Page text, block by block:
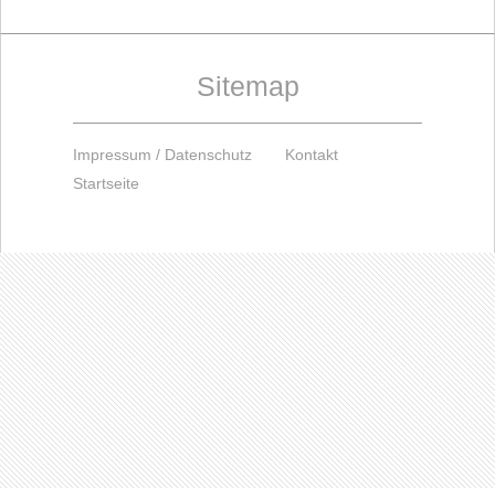
Sitemap
Impressum / Datenschutz
Kontakt
Startseite